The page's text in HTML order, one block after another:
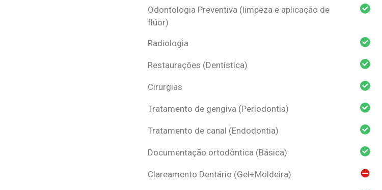
Odontologia Preventiva (limpeza e aplicação de
flúor)
Radiologia
Restaurações (Dentística)
Cirurgias
Tratamento de gengiva (Periodontia)
Tratamento de canal (Endodontia)
Documentação ortodôntica (Básica)
Clareamento Dentário (Gel+Moldeira)